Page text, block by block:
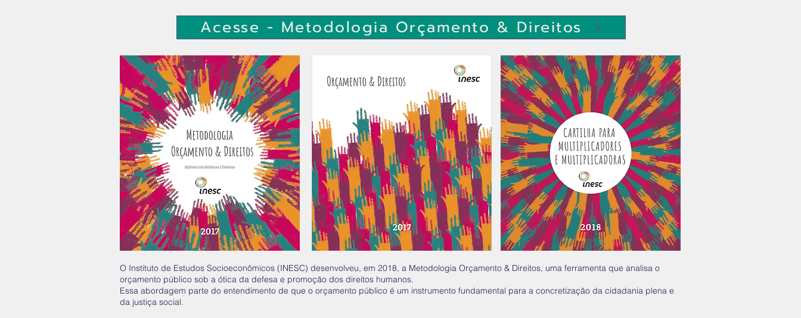
Acesse - Metodologia Orçamento & Direitos
O Instituto de Estudos Socioeconômicos (INESC) desenvolveu, em 2018, a Metodologia Orçamento & Direitos, uma ferramenta que analisa o
orçamento público sob a ótica da defesa e promoção dos direitos humanos.
Essa abordagem parte do entendimento de que o orçamento público é um instrumento fundamental para a concretização da cidadania plena e
da justiça social.